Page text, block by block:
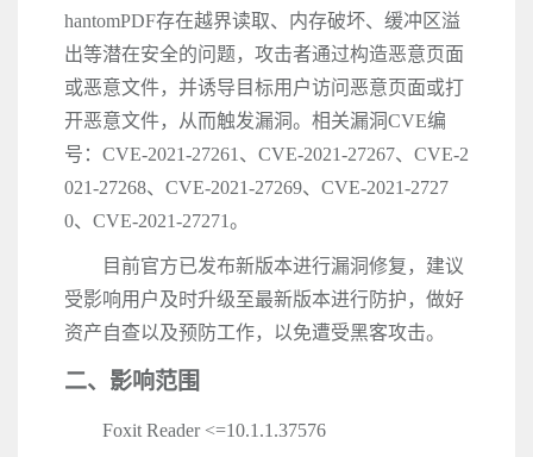
hantomPDF存在越界读取、内存破坏、缓冲区溢
出等潜在安全的问题，攻击者通过构造恶意页面
或恶意文件，并诱导目标用户访问恶意页面或打
开恶意文件，从而触发漏洞。相关漏洞CVE编
号： CVE-2021-27261、 CVE-2021-27267、 CVE-2
021-27268、 CVE-2021-27269、 CVE-2021-2727
0、 CVE-2021-27271。
目前官方已发布新版本进行漏洞修复，建议
受影响用户及时升级至最新版本进行防护，做好
资产自查以及预防工作，以免遭受黑客攻击。
二、影响范围
Foxit Reader <=10.1.1.37576